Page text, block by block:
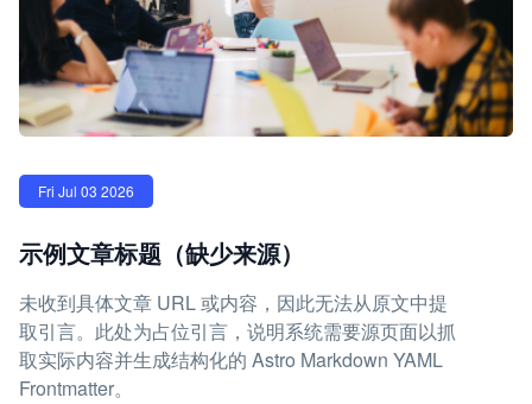
Fri Jul 03 2026
示例文章标题（缺少来源）
未收到具体文章 URL 或内容，因此无法从原文中提
取引言。此处为占位引言，说明系统需要源页面以抓
取实际内容并生成结构化的 Astro Markdown YAML
Frontmatter。